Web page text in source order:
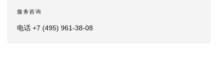
服务咨询
电话 +7 (495) 961-38-08